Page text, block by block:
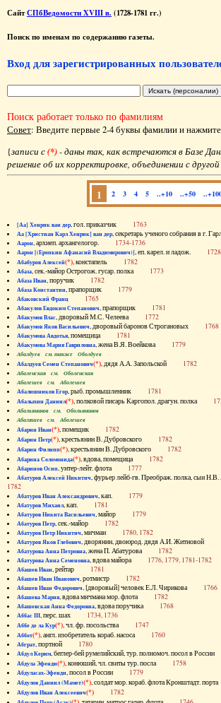
СайтСПбВедомости XVIII в. (1728-1781 гг.)
Поиск по именам по содержанию газеты.
Вход для зарегистрированных
Поиск работает только по фамилиям
Совет: Введите первые 2-4 буквы фамилии и
{записи с(*)- даны так, как встречаются в Базе
решение об их корректировке, объединении с
1 2 3 4 5 ..+10 ..+50
[Аа] Хенрик ван дер, гол. приказчик 1763
Аа [Христиан Карл Хенрик] ван дер, секретарь ученого собрания в г.
Аарон, архиеп. архангелогор. 1734-1736
Аарон [(Еропкин Афанасий Владимирович)], еп. карел. и ладож. 1728
Абабуров Алексей(*), констапель 1782
Абаза, сек.-майор Острогож. гусар. полка 1773
Абаза Иван, поручик 1782
Абаза Константин, прапорщик 1779
Абаковский Франц 1765
Абакулов Евдоким Степанович, прапорщик 1781
Абакумов Влас, дворовый М.С. Челеева 1772
Абакумов Яков Васильевич, дворовый баронов Строгановых 1768
Абакумова Авдотья, помещица 1781
Абакумова Мария Гавриловна, жена В.Я. Воейкова 1779
Абалдуев см. также Оболдуев
Абалдуев Семен Степанович(*), дядя А.А. Запольской 1782
Абаленская см. Оболенская
Абалешев см. Аболешев
Абалишников Егор, рыб. промышленник 1781
Абалыхин Даниил(*), полковой писарь Каргопол. драгун. полка
Абальянинов см. Обольянинов
Абаляшев см. Аболешев
Абарин Иван(*), помещик 1782
Абарин Петр(*), крестьянин В. Дубровского 1782
Абарин Филипп(*), крестьянин В. Дубровского 1782
Абарина Соломонида(*), вдова, помещица 1782
Абаринов Осип, унтер-лейт. флота 1777
Абатуров Алексей Никитич, фурьер лейб-гв. Преображ. полка, сын
1782
Абатуров Иван Александрович, кап. 1779
Абатуров Михаил, кап. 1781
Абатуров Никита Васильевич, майор 1779
Абатуров Петр, сек.-майор 1782
Абатуров Петр Никитич, мичман 1780, 1782
Абатуров Яков Глебович, дворянин, двоюрод. дядя А.И. Житновой
Абатурова Анна Петровна, жена П. Абатурова 1782
Абатурова Анна Семеновна, вдова майора 1776, 1779, 1781-1782
Абашев Иван, рейтар 1781
Абашев Иван Иванович, ротмистр 1782
Абашев Иван Федорович, [дворовый] человек Е.Л. Чирикова 1766
Абашева Мария, вдова мичмана мор. флота 1782
Абашевская Анна Федоровна, вдова поручика 1768
Аббас III, перс. шах 1734, 1736
Аббе де ла Кур(*), чл. фр. посольства 1747
Аббот(*), англ. изобретатель кораб. насоса 1760
Абграт, портной 1780
Абдул Керим, беглер-бей румелийский, тур. полномоч. посол в
Абдула Эфенди(*), конюший, чл. свиты тур. посла 1758
Абдуласах-Эфенди, посол в России 1779
Абдулов Даниил (Мамет)(*), солдат мор. кораб. флота Кронштадт.
Абдулов Иван Алексеевич(*) 1782